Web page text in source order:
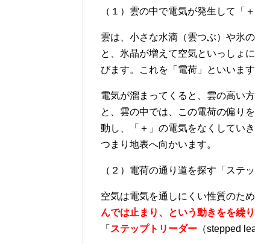
（１）雲の中で電気が発生して「
雲は、小さな水滴（雲つぶ） や氷
と、氷晶が増えて空気といっしょ
びます。これを「電荷 」といいます
電気が溜まってくると、雲の高い
と、雲の中では、この電荷の偏り
動し、「＋」の電気をなくしてい
つまり地表へ向かいます。
（２）電荷の通り道を探す「ステ
空気は電気を通しにくい性質のた
んでは止まり、という動きをを繰
「 ステップトリーダー （stepped